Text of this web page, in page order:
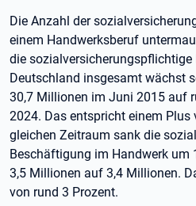
Die Anzahl der
einem Handwerksberuf
die
Deutschland insgesamt wächst
30,7 Millionen im Juni 2015 auf
2024. Das entspricht einem Plus
gleichen Zeitraum sank die
Beschäftigung im Handwerk um
3,5 Millionen auf 3,4 Millionen.
von rund 3 Prozent.